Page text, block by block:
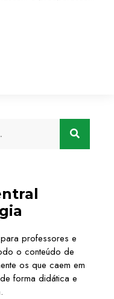
professores e
o conteúdo de
os que caem em
forma didática e